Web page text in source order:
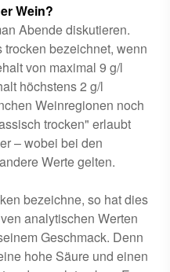
Wein?
Abende diskutieren.
bezeichnet, wenn
von maximal 9 g/l
höchstens 2 g/l
Weinregionen noch
trocken" erlaubt
– wobei bei den
Werte gelten.
bezeichne, so hat dies
analytischen Werten
Geschmack. Denn
hohe Säure und einen